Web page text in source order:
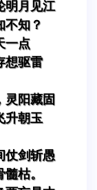
明月见江
不知？
一点
想驱雷
灵阳藏固
升朝玉
仗剑斩愚
枯。